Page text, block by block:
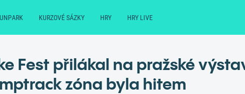
KURZOVÉ SÁZKY HRY HRY LIVE
Fest přilákal na pražské
zóna byla hitem